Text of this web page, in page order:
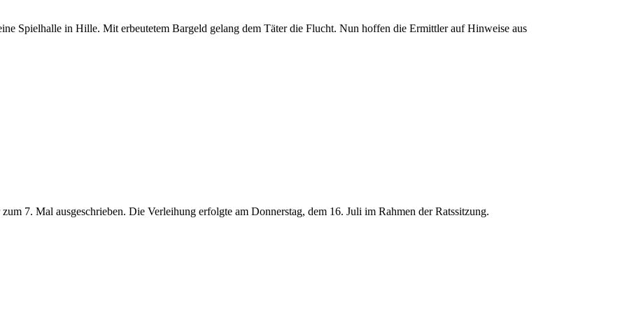
Spielhalle in Hille. Mit erbeutetem Bargeld gelang dem Täter die Flucht. Nun hoffen die Ermittler auf Hinweise aus
7. Mal ausgeschrieben. Die Verleihung erfolgte am Donnerstag, dem 16. Juli im Rahmen der Ratssitzung.